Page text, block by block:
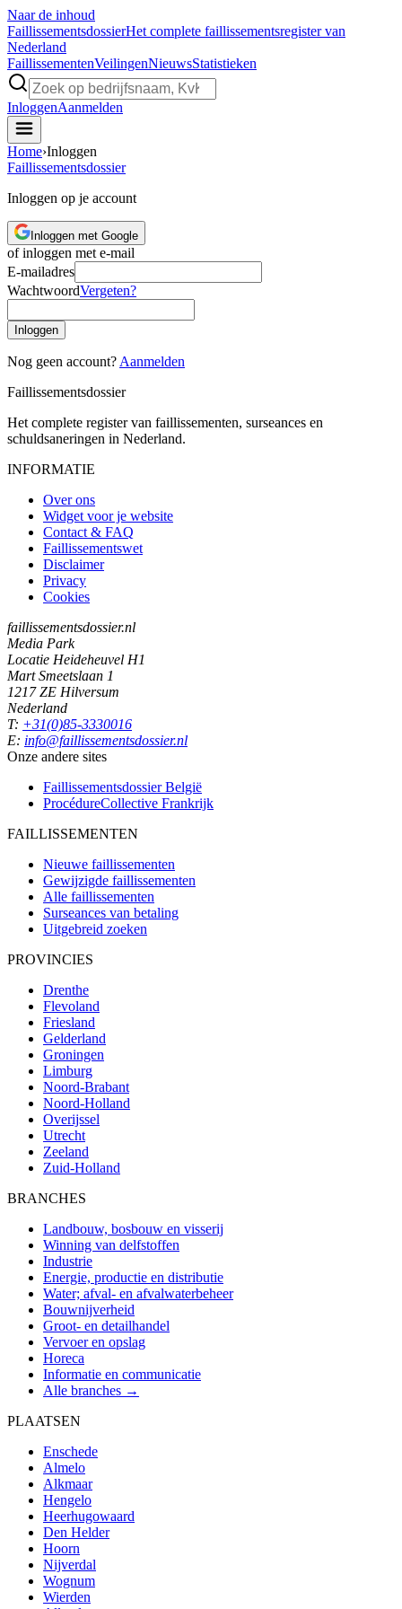
Naar de inhoud
FaillissementsdossierHet complete faillissementsregister van
Nederland
FaillissementenVeilingenNieuwsStatistieken
InloggenAanmelden
Home›Inloggen
Faillissementsdossier
Inloggen op je account
Inloggen met Google
of inloggen met e-mail
E-mailadres
WachtwoordVergeten?
Inloggen
Nog geen account? Aanmelden
Faillissementsdossier
Het complete register van faillissementen, surseances en
schuldsaneringen in Nederland.
INFORMATIE
Over ons
Widget voor je website
Contact & FAQ
Faillissementswet
Disclaimer
Privacy
Cookies
faillissementsdossier.nl
Media Park
Locatie Heideheuvel H1
Mart Smeetslaan 1
1217 ZE Hilversum
Nederland
T: +31(0)85-3330016
E: info@faillissementsdossier.nl
Onze andere sites
Faillissementsdossier België
ProcédureCollective Frankrijk
FAILLISSEMENTEN
Nieuwe faillissementen
Gewijzigde faillissementen
Alle faillissementen
Surseances van betaling
Uitgebreid zoeken
PROVINCIES
Drenthe
Flevoland
Friesland
Gelderland
Groningen
Limburg
Noord-Brabant
Noord-Holland
Overijssel
Utrecht
Zeeland
Zuid-Holland
BRANCHES
Landbouw, bosbouw en visserij
Winning van delfstoffen
Industrie
Energie, productie en distributie
Water; afval- en afvalwaterbeheer
Bouwnijverheid
Groot- en detailhandel
Vervoer en opslag
Horeca
Informatie en communicatie
Alle branches →
PLAATSEN
Enschede
Almelo
Alkmaar
Hengelo
Heerhugowaard
Den Helder
Hoorn
Nijverdal
Wognum
Wierden